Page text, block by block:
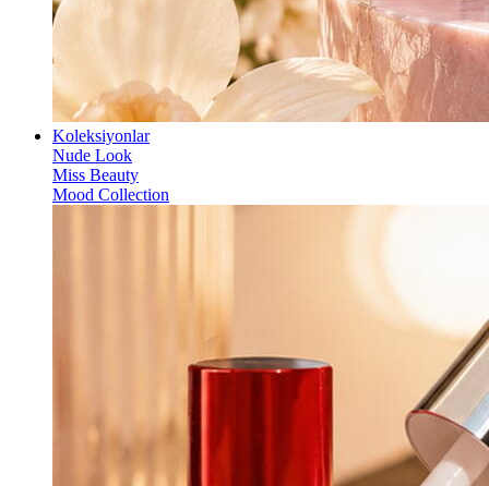
Koleksiyonlar
Nude Look
Miss Beauty
Mood Collection